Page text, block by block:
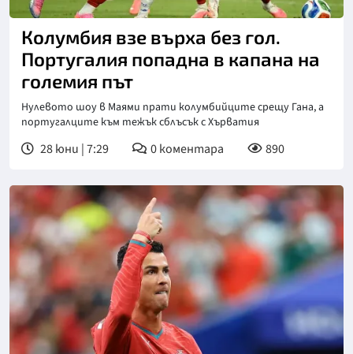
Снимка: ФИФА
Колумбия взе върха без гол.
Португалия попадна в капана на
големия път
Нулевото шоу в Маями прати колумбийците срещу Гана, а
португалците към тежък сблъсък с Хърватия
28 юни | 7:29 0коментара 890